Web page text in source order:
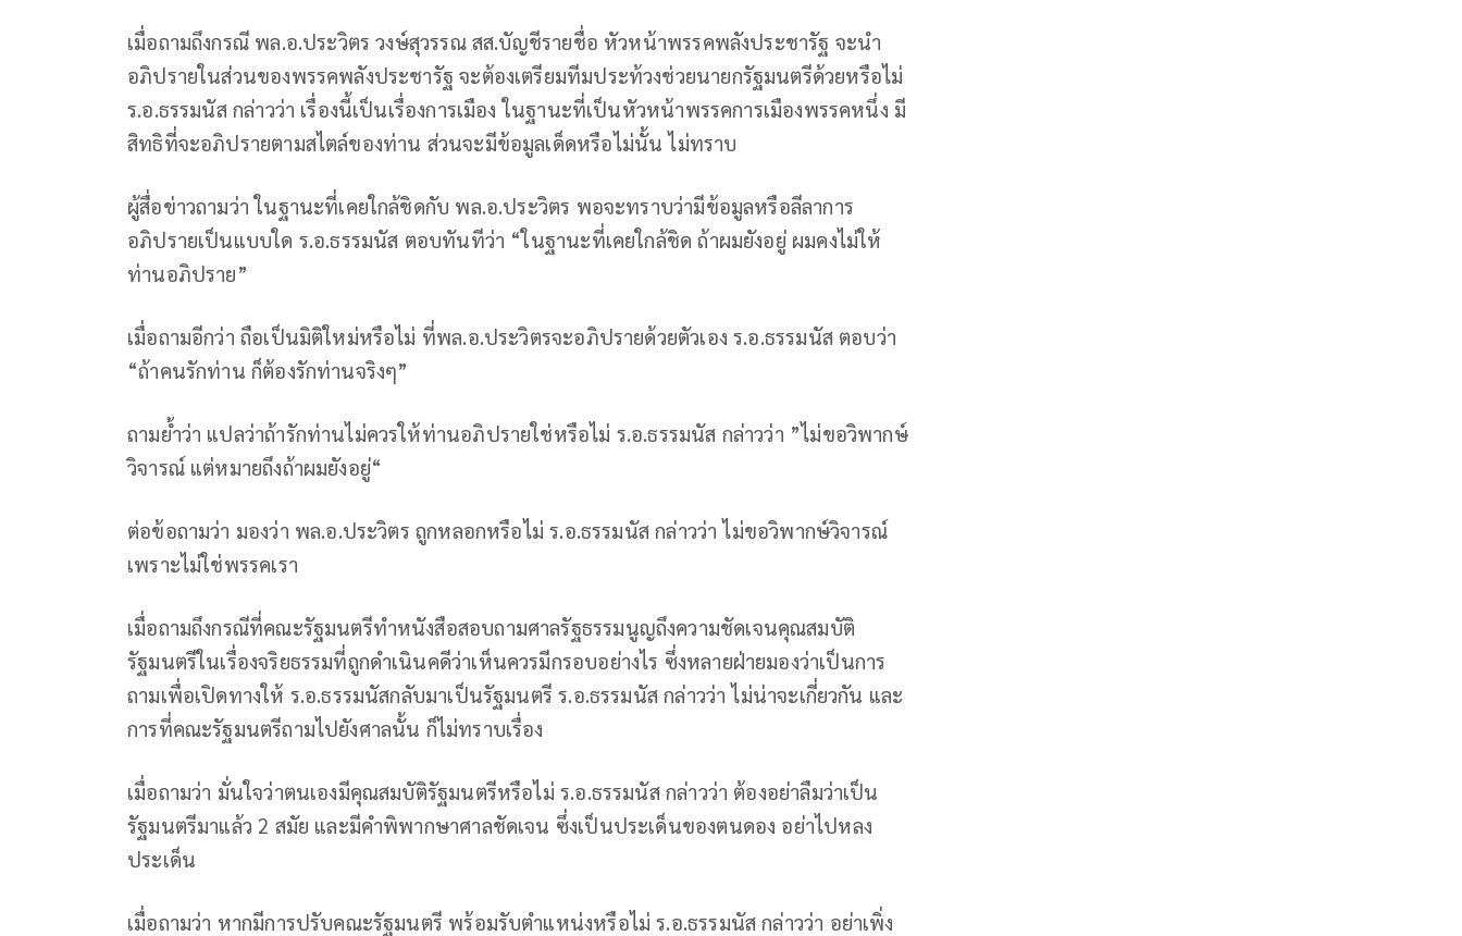
เมื่อถามถึงกรณี พล.อ.ประวิตร วงษ์สุวรรณ สส.บัญชีรายชื่อ หัวหน้าพรรคพลังประชารัฐ จะนำ
อภิปรายในส่วนของพรรคพลังประชารัฐ จะต้องเตรียมทีมประท้วงช่วยนายกรัฐมนตรีด้วยหรือไม่
ร.อ.ธรรมนัส กล่าวว่า เรื่องนี้เป็นเรื่องการเมือง ในฐานะที่เป็นหัวหน้าพรรคการเมืองพรรคหนึ่ง มี
สิทธิที่จะอภิปรายตามสไตล์ของท่าน ส่วนจะมีข้อมูลเด็ดหรือไม่นั้น ไม่ทราบ
ผู้สื่อข่าวถามว่า ในฐานะที่เคยใกล้ชิดกับ พล.อ.ประวิตร พอจะทราบว่ามีข้อมูลหรือลีลาการ
อภิปรายเป็นแบบใด ร.อ.ธรรมนัส ตอบทันทีว่า “ในฐานะที่เคยใกล้ชิด ถ้าผมยังอยู่ ผมคงไม่ให้
ท่านอภิปราย”
เมื่อถามอีกว่า ถือเป็นมิติใหม่หรือไม่ ที่พล.อ.ประวิตรจะอภิปรายด้วยตัวเอง ร.อ.ธรรมนัส ตอบว่า
“ถ้าคนรักท่าน ก็ต้องรักท่านจริงๆ”
ถามย้ำว่า แปลว่าถ้ารักท่านไม่ควรให้ท่านอภิปรายใช่หรือไม่ ร.อ.ธรรมนัส กล่าวว่า ”ไม่ขอวิพากษ์
วิจารณ์ แต่หมายถึงถ้าผมยังอยู่“
ต่อข้อถามว่า มองว่า พล.อ.ประวิตร ถูกหลอกหรือไม่ ร.อ.ธรรมนัส กล่าวว่า ไม่ขอวิพากษ์วิจารณ์
เพราะไม่ใช่พรรคเรา
เมื่อถามถึงกรณีที่คณะรัฐมนตรีทำหนังสือสอบถามศาลรัฐธรรมนูญถึงความชัดเจนคุณสมบัติ
รัฐมนตรีในเรื่องจริยธรรมที่ถูกดำเนินคดีว่าเห็นควรมีกรอบอย่างไร ซึ่งหลายฝ่ายมองว่าเป็นการ
ถามเพื่อเปิดทางให้ ร.อ.ธรรมนัสกลับมาเป็นรัฐมนตรี ร.อ.ธรรมนัส กล่าวว่า ไม่น่าจะเกี่ยวกัน และ
การที่คณะรัฐมนตรีถามไปยังศาลนั้น ก็ไม่ทราบเรื่อง
เมื่อถามว่า มั่นใจว่าตนเองมีคุณสมบัติรัฐมนตรีหรือไม่ ร.อ.ธรรมนัส กล่าวว่า ต้องอย่าลืมว่าเป็น
รัฐมนตรีมาแล้ว 2 สมัย และมีคำพิพากษาศาลชัดเจน ซึ่งเป็นประเด็นของตนดอง อย่าไปหลง
ประเด็น
เมื่อถามว่า หากมีการปรับคณะรัฐมนตรี พร้อมรับตำแหน่งหรือไม่ ร.อ.ธรรมนัส กล่าวว่า อย่าเพิ่ง